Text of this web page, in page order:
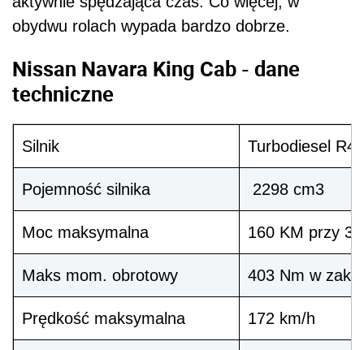
obydwu rolach wypada bardzo dobrze.
Nissan Navara King Cab - dane
techniczne
Silnik Turbodiesel R4
Pojemność silnika 2298 cm3
Moc maksymalna 160 KM przy
Maks mom. obrotowy 403 Nm w
Prędkość maksymalna 172 km/h